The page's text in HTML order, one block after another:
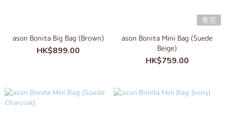
ason Bonita Big Bag (Brown)
HK$899.00
售完
ason Bonita Mini Bag (Suede
Beige)
HK$759.00